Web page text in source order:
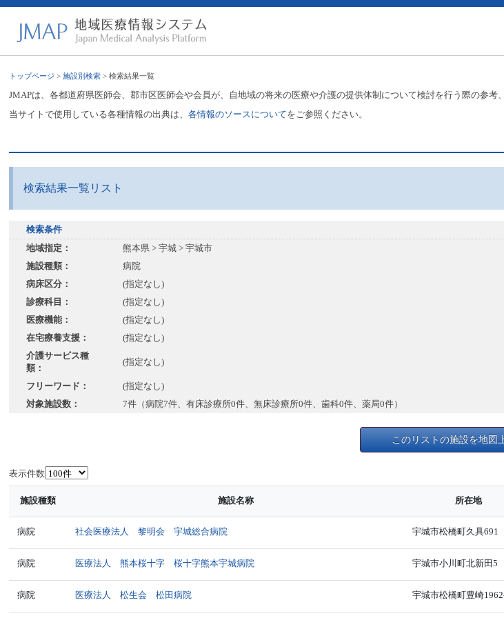
トップページ >施設別検索 > 検索結果一覧
JMAPは、各都道府県医師会、郡市区医師会や会員が、自地域の将来の医療や介護の提供体制について検討を行う際の参考
当サイトで使用している各種情報の出典は、各情報のソースについてをご参照ください。
検索結果一覧リスト
検索条件
地域指定：
熊本県 > 宇城 > 宇城市
施設種類：
病院
病床区分：
(指定なし)
診療科目：
(指定なし)
医療機能：
(指定なし)
在宅療養支援：
(指定なし)
介護サービス種
類：
(指定なし)
フリーワード：
(指定なし)
対象施設数：
7件（病院7件、有床診療所0件、無床診療所0件、歯科0件、薬局0件）
このリストの施設を地図
表示件数
施設種類 施設名称 所在地
病院 社会医療法人 黎明会 宇城総合病院 宇城市松橋町久具691
病院 医療法人 熊本桜十字 桜十字熊本宇城病院 宇城市小川町北新田5
病院 医療法人 松生会 松田病院 宇城市松橋町豊崎